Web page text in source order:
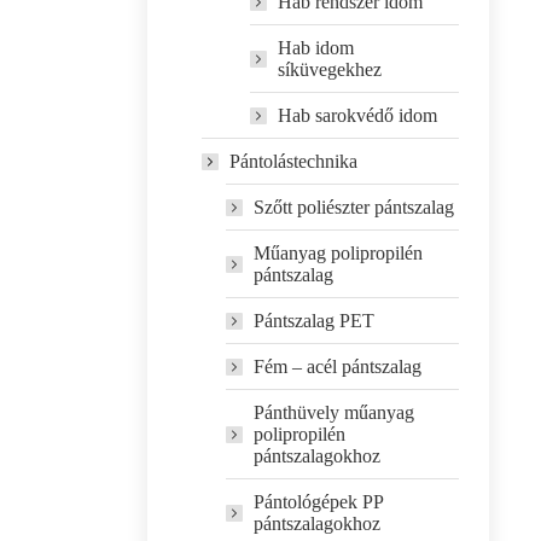
Hab idom
síküvegekhez
Hab sarokvédő idom
Pántolástechnika
Szőtt poliészter pántszalag
Műanyag polipropilén
pántszalag
Pántszalag PET
Fém – acél pántszalag
Pánthüvely műanyag
polipropilén
pántszalagokhoz
Pántológépek PP
pántszalagokhoz